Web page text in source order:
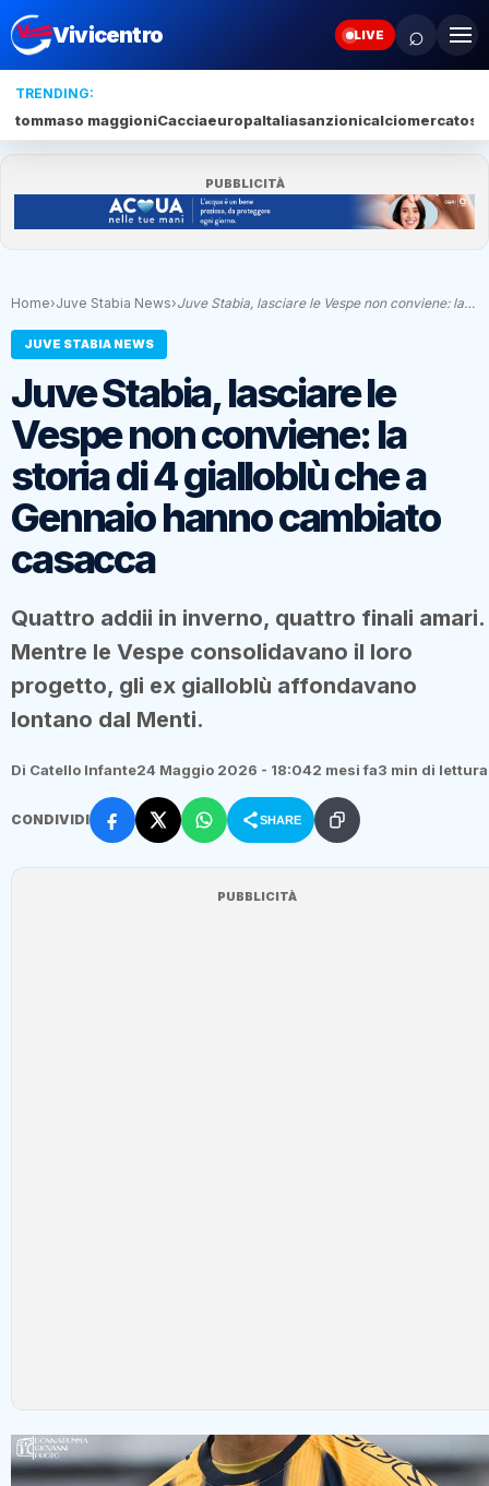
Vivicentro LIVE ⌕
TRENDING:
tommaso maggioniCacciaeuropaItaliasanzionicalciomercato
PUBBLICITÀ
Home›Juve Stabia News›Juve Stabia, lasciare le Vespe non conviene: la…
JUVE STABIA NEWS
Juve Stabia, lasciare le
Vespe non conviene: la
storia di 4 gialloblù che a
Gennaio hanno cambiato
casacca
Quattro addii in inverno, quattro finali amari.
Mentre le Vespe consolidavano il loro
progetto, gli ex gialloblù affondavano
lontano dal Menti.
Di Catello Infante24 Maggio 2026 - 18:042 mesi fa3 min di lettura
CONDIVIDI SHARE
PUBBLICITÀ